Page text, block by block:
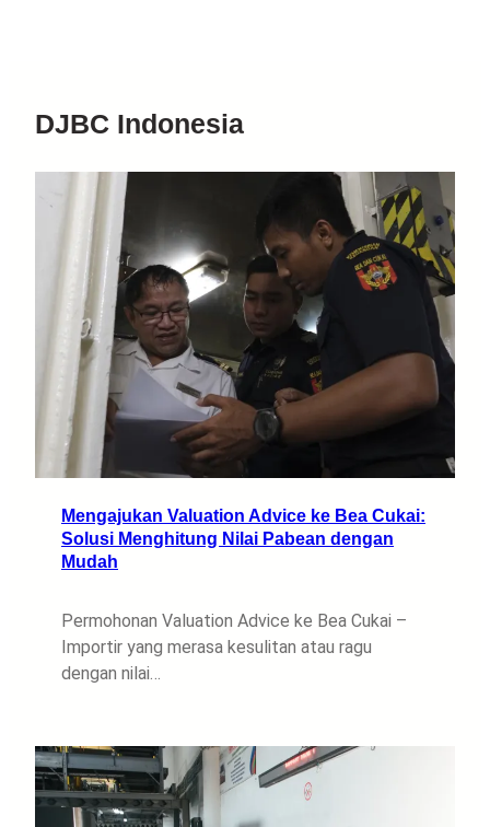
DJBC Indonesia
Mengajukan Valuation Advice ke Bea Cukai:
Solusi Menghitung Nilai Pabean dengan
Mudah
Permohonan Valuation Advice ke Bea Cukai –
Importir yang merasa kesulitan atau ragu
dengan nilai…